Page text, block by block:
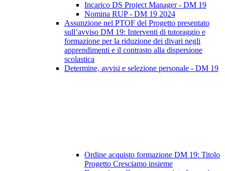
Incarico DS Project Manager - DM 19
Nomina RUP - DM 19 2024
Assunzione nel PTOF del Progetto presentato
sull’avviso DM 19: Interventi di tutoraggio e
formazione per la riduzione dei divari negli
apprendimenti e il contrasto alla dispersione
scolastica
Determine, avvisi e selezione personale - DM 19
Ordine acquisto formazione DM 19: Titolo
Progetto Cresciamo insieme